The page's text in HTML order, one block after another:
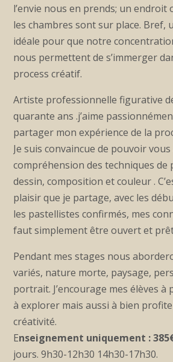
l’envie nous en prends; un
les chambres sont sur place. Bref,
idéale pour que notre
nous permettent de s’immerger
process créatif.
Artiste professionnelle figurative
quarante ans .j’aime
partager mon expérience de la
Je suis convaincue de pouvoir
compréhension des techniques de
dessin, composition et couleur .
plaisir que je partage, avec les
les pastellistes confirmés, mes
faut simplement être ouvert et
Pendant mes stages nous
variés, nature morte, paysage,
portrait. J’encourage mes élèves à
à explorer mais aussi à bien
créativité.
Enseignement uniquement :
jours. 9h30-12h30 14h30-17h30.